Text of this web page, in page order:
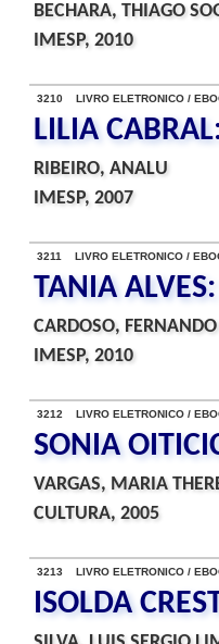
BECHARA, THIAGO
IMESP, 2010
3210 LIVRO ELETRONICO /
LILIA
RIBEIRO, ANALU
IMESP, 2007
3211 LIVRO ELETRONICO /
TANIA
CARDOSO, FERNANDO
IMESP, 2010
3212 LIVRO ELETRONICO /
SONIA
VARGAS, MARIA
CULTURA, 2005
3213 LIVRO ELETRONICO /
ISOLDA